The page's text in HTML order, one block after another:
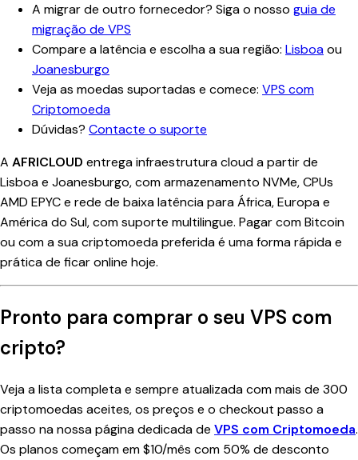
A migrar de outro fornecedor? Siga o nosso guia de
migração de VPS
Compare a latência e escolha a sua região: Lisboaou
Joanesburgo
Veja as moedas suportadas e comece: VPS com
Criptomoeda
Dúvidas? Contacte o suporte
A AFRICLOUD entrega infraestrutura cloud a partir de
Lisboa e Joanesburgo, com armazenamento NVMe, CPUs
AMD EPYC e rede de baixa latência para África, Europa e
América do Sul, com suporte multilingue. Pagar com Bitcoin
ou com a sua criptomoeda preferida é uma forma rápida e
prática de ficar online hoje.
Pronto para comprar o seu VPS com
cripto?
Veja a lista completa e sempre atualizada com mais de 300
criptomoedas aceites, os preços e o checkout passo a
passo na nossa página dedicada de VPS com Criptomoeda.
Os planos começam em $10/mês com 50% de desconto